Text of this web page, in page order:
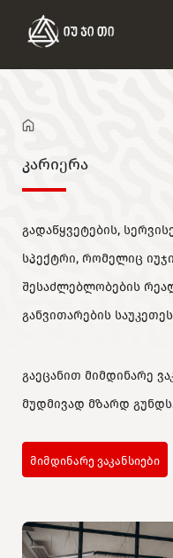
კარიერა
გადაწყვეტების,
სპექტრი, რომელიც
შესაძლებლობების
განვითარების
გაეცანით მიმდინარე
მუდმივად მზარდ
მიმდინარე ვაკანსიები